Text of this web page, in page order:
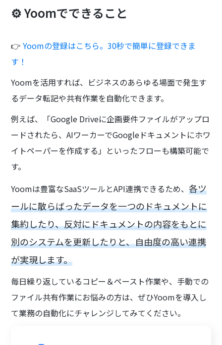
⚙️ Yoomでできること
👉Yoomの登録はこちら。30秒で簡単に登録できま
す！
Yoomを活用すれば、ビジネスのあらゆる場面で発生す
るデータ転記や共有作業を自動化できます。
例えば、「Google Driveに企画要件ファイルがアップロ
ードされたら、AIワーカーでGoogleドキュメントにホワ
イトペーパーを作成する」といったフローも構築可能で
す。
Yoomは豊富なSaaSツールとAPI連携できるため、各ツ
ールに散らばったデータを一つのドキュメントに
集約したり、反対にドキュメントの内容をもとに
別のシステムを更新したりと、自由度の高い連携
が実現します。
毎日繰り返しているコピー＆ペースト作業や、手動での
ファイル共有作業にお悩みの方は、ぜひYoomを導入し
て業務の自動化にチャレンジしてみてください。